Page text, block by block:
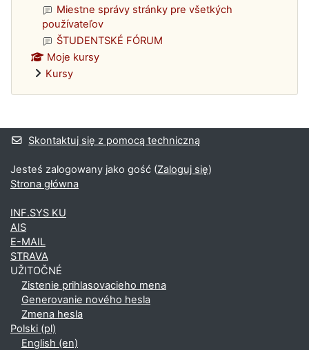
Miestne správy stránky pre všetkých
používateľov
ŠTUDENTSKÉ FÓRUM
Moje kursy
Kursy
Bloki uzupełniające
Skontaktuj się z pomocą techniczną
Jesteś zalogowany jako gość (Zaloguj się)
Strona główna
INF.SYS KU
AIS
E-MAIL
STRAVA
UŽITOČNÉ
Zistenie prihlasovacieho mena
Generovanie nového hesla
Zmena hesla
Polski ‎(pl)‎
English ‎(en)‎